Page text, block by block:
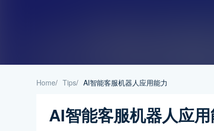
Home/ Tips/ AI智能客服机器人应用能力
AI智能客服机器人应